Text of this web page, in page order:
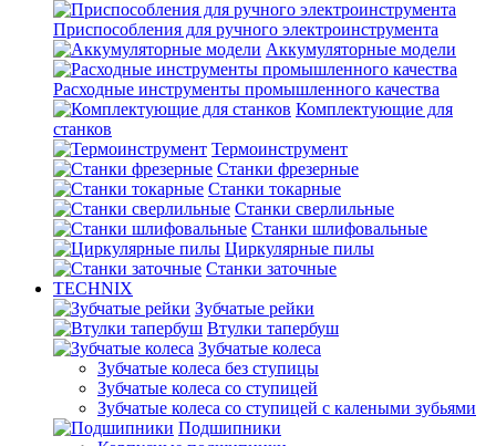
Приспособления для ручного электроинструмента
Аккумуляторные модели
Расходные инструменты промышленного качества
Комплектующие для
станков
Термоинструмент
Станки фрезерные
Станки токарные
Станки сверлильные
Станки шлифовальные
Циркулярные пилы
Станки заточные
TECHNIX
Зубчатые рейки
Втулки тапербуш
Зубчатые колеса
Зубчатые колеса без ступицы
Зубчатые колеса со ступицей
Зубчатые колеса со ступицей с калеными зубьями
Подшипники